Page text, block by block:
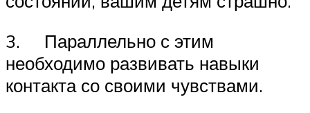
3. Параллельно с этим
необходимо развивать навыки
контакта со своими чувствами.